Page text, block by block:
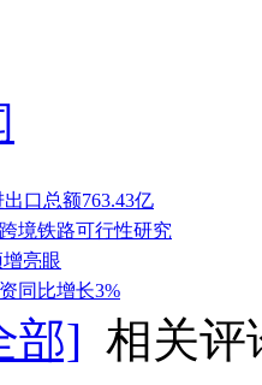
口总额763.43亿
境铁路可行性研究
亮眼
同比增长3%
部] 相关评